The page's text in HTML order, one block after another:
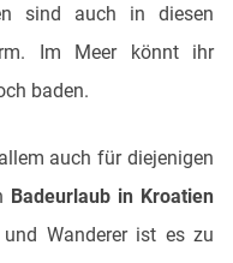
sind auch in diesen
Im Meer könnt ihr
baden.
auch für diejenigen
Badeurlaub in Kroatien
Wanderer ist es zu